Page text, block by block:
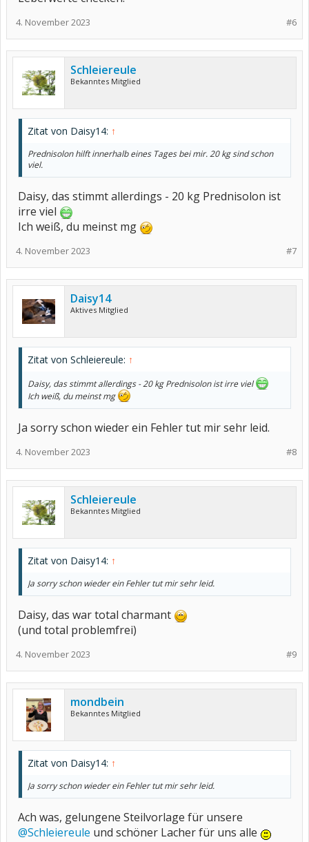
#6
4. November 2023
Schleiereule
Bekanntes Mitglied
Zitat von Daisy14: ↑
Prednisolon hilft innerhalb eines Tages bei mir. 20 kg sind schon
viel.
Daisy, das stimmt allerdings - 20 kg Prednisolon ist
irre viel
Ich weiß, du meinst mg
#7
4. November 2023
Daisy14
Aktives Mitglied
Zitat von Schleiereule: ↑
Daisy, das stimmt allerdings - 20 kg Prednisolon ist irre viel
Ich weiß, du meinst mg
Ja sorry schon wieder ein Fehler tut mir sehr leid.
#8
4. November 2023
Schleiereule
Bekanntes Mitglied
Zitat von Daisy14: ↑
Ja sorry schon wieder ein Fehler tut mir sehr leid.
Daisy, das war total charmant
(und total problemfrei)
#9
4. November 2023
mondbein
Bekanntes Mitglied
Zitat von Daisy14: ↑
Ja sorry schon wieder ein Fehler tut mir sehr leid.
Ach was, gelungene Steilvorlage für unsere
@Schleiereule und schöner Lacher für uns alle